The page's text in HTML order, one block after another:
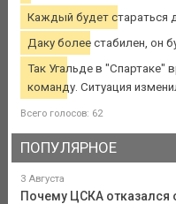
Каждый будет стараться
Даку более стабилен, он
Так Угальде в
команду. Ситуация
Всего голосов: 62
ПОПУЛЯРНОЕ
3 Августа
Почему ЦСКА отказался